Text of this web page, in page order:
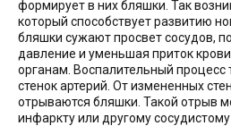
формирует в них бляшки. Так
который способствует развитию
бляшки сужают просвет сосудов,
давление и уменьшая приток
органам. Воспалительный
стенок артерий. От измененных
отрываются бляшки. Такой отрыв
инфаркту или другому